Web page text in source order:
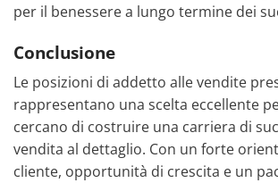
per il benessere a lungo termine dei
Conclusione
Le posizioni di addetto alle vendite
rappresentano una scelta eccellente
cercano di costruire una carriera di
vendita al dettaglio. Con un forte
cliente, opportunità di crescita e un